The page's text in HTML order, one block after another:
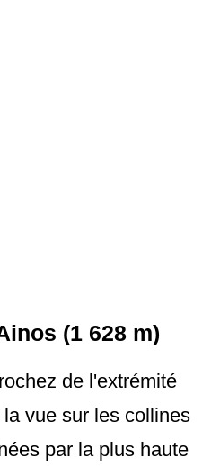
(1 628 m)
de l'extrémité
vue sur les collines
par la plus haute